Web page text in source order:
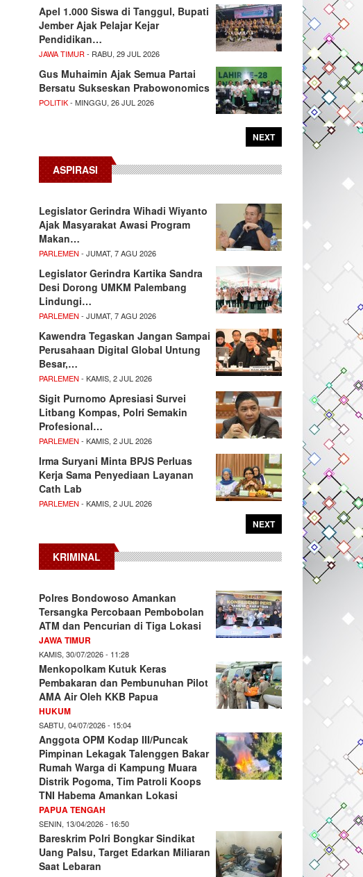
Apel 1.000 Siswa di Tanggul, Bupati
Jember Ajak Pelajar Kejar
Pendidikan…
JAWA TIMUR - RABU, 29 JUL 2026
Gus Muhaimin Ajak Semua Partai
Bersatu Sukseskan Prabowonomics
POLITIK- MINGGU, 26 JUL 2026
NEXT
ASPIRASI
Legislator Gerindra Wihadi Wiyanto
Ajak Masyarakat Awasi Program
Makan…
PARLEMEN - JUMAT, 7 AGU 2026
Legislator Gerindra Kartika Sandra
Desi Dorong UMKM Palembang
Lindungi…
PARLEMEN - JUMAT, 7 AGU 2026
Kawendra Tegaskan Jangan Sampai
Perusahaan Digital Global Untung
Besar,…
PARLEMEN - KAMIS, 2 JUL 2026
Sigit Purnomo Apresiasi Survei
Litbang Kompas, Polri Semakin
Profesional…
PARLEMEN - KAMIS, 2 JUL 2026
Irma Suryani Minta BPJS Perluas
Kerja Sama Penyediaan Layanan
Cath Lab
PARLEMEN - KAMIS, 2 JUL 2026
NEXT
KRIMINAL
Polres Bondowoso Amankan
Tersangka Percobaan Pembobolan
ATM dan Pencurian di Tiga Lokasi
JAWA TIMUR
KAMIS, 30/07/2026 - 11:28
Menkopolkam Kutuk Keras
Pembakaran dan Pembunuhan Pilot
AMA Air Oleh KKB Papua
HUKUM
SABTU, 04/07/2026 - 15:04
Anggota OPM Kodap III/Puncak
Pimpinan Lekagak Talenggen Bakar
Rumah Warga di Kampung Muara
Distrik Pogoma, Tim Patroli Koops
TNI Habema Amankan Lokasi
PAPUA TENGAH
SENIN, 13/04/2026 - 16:50
Bareskrim Polri Bongkar Sindikat
Uang Palsu, Target Edarkan Miliaran
Saat Lebaran